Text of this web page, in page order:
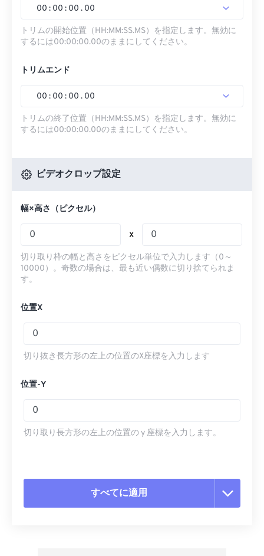
00 : 00 : 00 . 00
トリムの開始位置（HH:MM:SS.MS）を指定します。無効に
するには00:00:00.00のままにしてください。
トリムエンド
00 : 00 : 00 . 00
トリムの終了位置（HH:MM:SS.MS）を指定します。無効に
するには00:00:00.00のままにしてください。
ビデオクロップ設定
幅×高さ（ピクセル）
x
切り取り枠の幅と高さをピクセル単位で入力します（0～
10000）。奇数の場合は、最も近い偶数に切り捨てられま
す。
位置X
切り抜き長方形の左上の位置のX座標を入力します
位置-Y
切り取り長方形の左上の位置の y 座標を入力します。
すべてに適用